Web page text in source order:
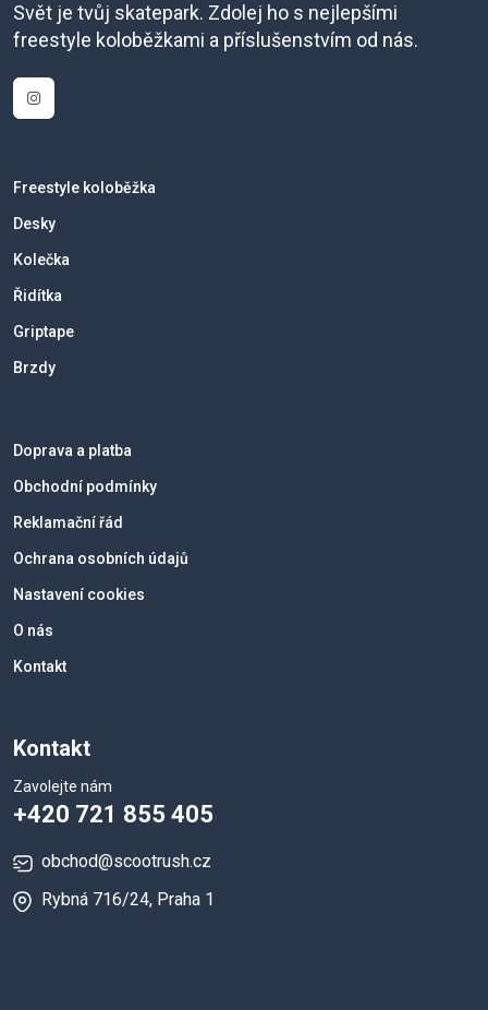
Svět je tvůj skatepark. Zdolej ho s nejlepšími
freestyle koloběžkami a příslušenstvím od nás.
Freestyle koloběžka
Desky
Kolečka
Řidítka
Griptape
Brzdy
Doprava a platba
Obchodní podmínky
Reklamační řád
Ochrana osobních údajů
Nastavení cookies
O nás
Kontakt
Kontakt
Zavolejte nám
+420 721 855 405
obchod@scootrush.cz
Rybná 716/24, Praha 1